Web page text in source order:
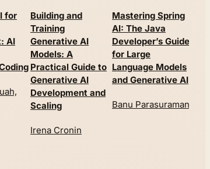
for
AI
Building and
Training
Generative AI
Models: A
Practical Guide to
Generative AI
Development and
Scaling
Irena Cronin
Mastering Spring
AI: The Java
Developer’s Guide
for Large
Language Models
and Generative AI
Banu Parasuraman